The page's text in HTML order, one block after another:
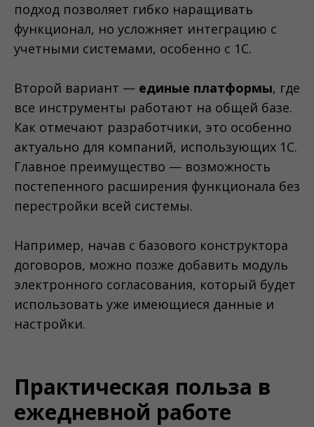
подход позволяет гибко наращивать
функционал, но усложняет интеграцию с
учетными системами, особенно с 1С.
Второй вариант — единые платформы, где
все инструменты работают на общей базе.
Как отмечают разработчики, это особенно
актуально для компаний, использующих 1С.
Главное преимущество — возможность
постепенного расширения функционала без
перестройки всей системы.
Например, начав с базового конструктора
договоров, можно позже добавить модуль
электронного согласования, который будет
использовать уже имеющиеся данные и
настройки.
Практическая польза в
ежедневной работе